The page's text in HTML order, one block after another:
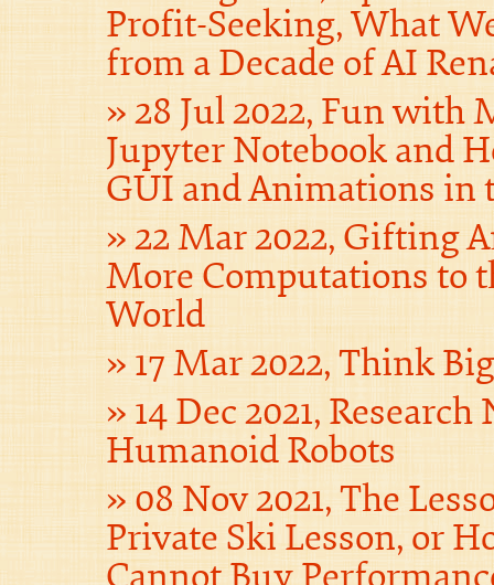
Profit-Seeking, What
from a Decade of AI
28 Jul 2022, Fun with
Jupyter Notebook and
GUI and Animations in
22 Mar 2022, Gifting
More Computations to
World
17 Mar 2022, Think
14 Dec 2021, Research
Humanoid Robots
08 Nov 2021, The
Private Ski Lesson, or